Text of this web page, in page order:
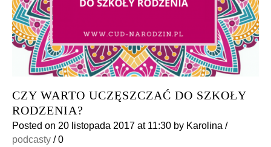
CZY WARTO UCZĘSZCZAĆ DO SZKOŁY
RODZENIA?
Posted on 20 listopada 2017 at 11:30 by Karolina /
podcasty /0